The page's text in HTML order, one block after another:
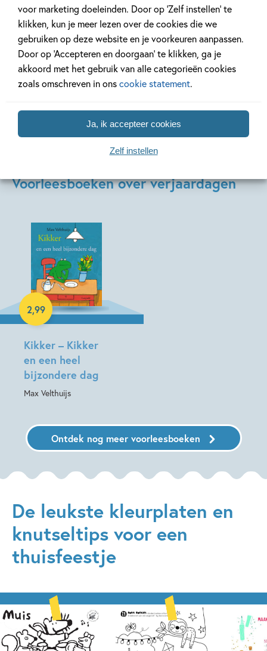
voor marketing doeleinden. Door op ‘Zelf instellen’ te
klikken, kun je meer lezen over de cookies die we
gebruiken op deze website en je voorkeuren aanpassen.
Door op ‘Accepteren en doorgaan’ te klikken, ga je
akkoord met het gebruik van alle categorieën cookies
zoals omschreven in onscookie statement.
Ja, ik accepteer cookies
Zelf instellen
Voorleesboeken over verjaardagen
Kikker – Kikker
en een heel
bijzondere dag
Max Velthuijs
2,99
E-book
Ontdek nog meer voorleesboeken
De leukste kleurplaten en
knutseltips voor een
thuisfeestje